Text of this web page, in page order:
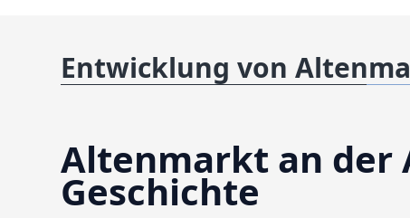
Entwicklung von
Altenmarkt an der
Geschichte